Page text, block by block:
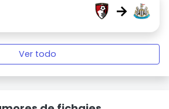
→
Ver todo